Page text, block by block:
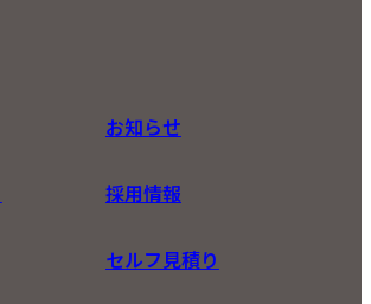
お知らせ
採用情報
セルフ見積り